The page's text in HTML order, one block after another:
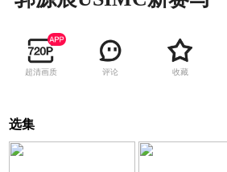
超清画质 评论 收藏
选集